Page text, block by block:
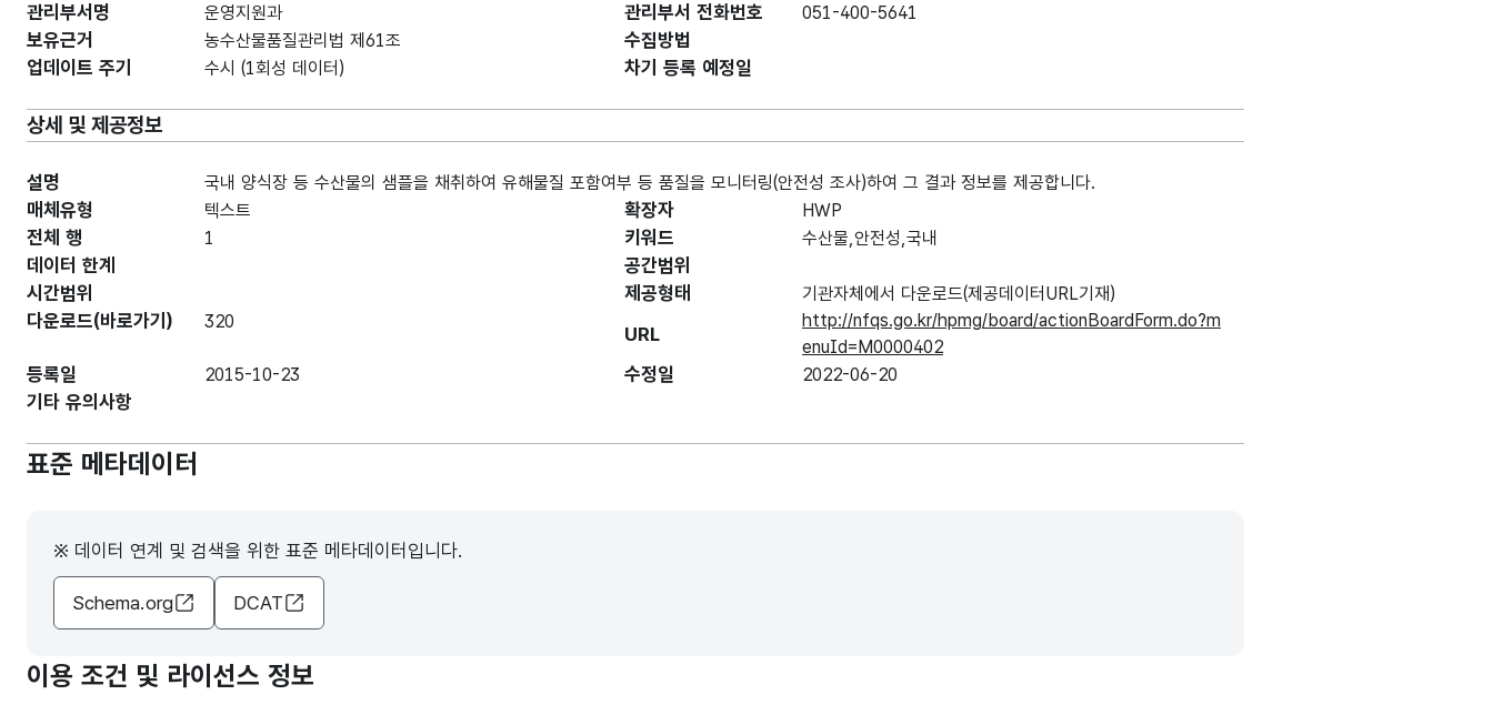
관리부서명 운영지원과 관리부서 전화번호 051-400-5641
보유근거 농수산물품질관리법 제61조
수집방법
업데이트 주기
수시 (1회성 데이터) 차기 등록 예정일
상세 및 제공정보
설명 국내 양식장 등 수산물의 샘플을 채취하여 유해물질 포함여부 등 품질을 모니터링(안전성 조사)하여 그 결과 정보를 제공합니다.
매체유형 텍스트 확장자 HWP
전체 행 1 키워드 수산물,안전성,국내
데이터 한계
공간범위
시간범위
제공형태 기관자체에서 다운로드(제공데이터URL기재)
다운로드(바로가기) 320
URL
http://nfqs.go.kr/hpmg/board/actionBoardForm.do?m
enuId=M0000402
등록일 2015-10-23 수정일 2022-06-20
기타 유의사항
표준 메타데이터
※ 데이터 연계 및 검색을 위한 표준 메타데이터입니다.
Schema.org DCAT
이용 조건 및 라이선스 정보